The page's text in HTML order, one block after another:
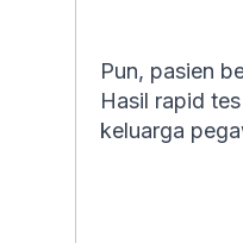
Pun, pasien
Hasil rapid
keluarga